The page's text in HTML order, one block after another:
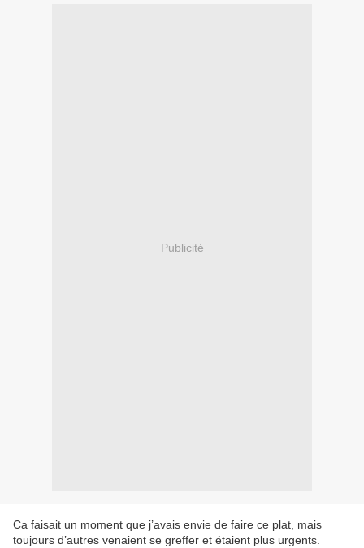
Publicité
Ca faisait un moment que j’avais envie de faire ce plat, mais
toujours d’autres venaient se greffer et étaient plus urgents.